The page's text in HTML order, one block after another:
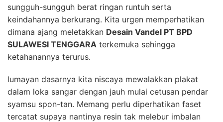
sungguh-sungguh berat ringan runtuh serta
keindahannya berkurang. Kita urgen memperhatikan
dimana ajang meletakkan Desain Vandel PT BPD
SULAWESI TENGGARA terkemuka sehingga
ketahanannya terurus.
lumayan dasarnya kita niscaya mewalakkan plakat
dalam loka sangar dengan jauh mulai cetusan pendar
syamsu spon-tan. Memang perlu diperhatikan faset
tercatat supaya nantinya resin tak melebur imbalan